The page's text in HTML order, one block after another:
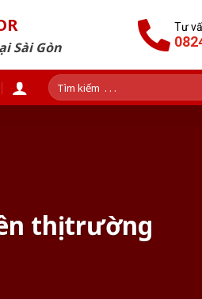
Sài Gòn
Tư
Tìm
kiếm:
thị trường